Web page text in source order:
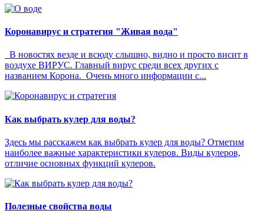
Коронавирус и стратегия "Живая вода"
В новостях везде и всюду слышно, видно и просто висит в
воздухе ВИРУС. Главный вирус среди всех других с
названием Корона. Очень много информации с...
Как выбрать кулер для воды?
Здесь мы расскажем как выбрать кулер для воды? Отметим
наиболее важные характеристики кулеров. Виды кулеров,
отличие основных функций кулеров.
Полезные свойства воды